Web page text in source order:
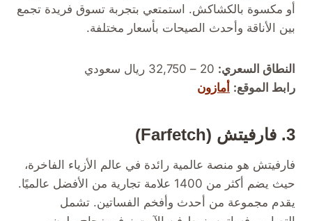
أو مكسوة بالكشاكش. استمتعي بتجربة تسوق فريدة تجمع
بين الأناقة وأحدث الصيحات بأسعار مختلفة.
النطاق السعري:
رابط الموقع: أمازون
3. فارفيتش (Farfetch)
فارفيتش هو منصة عالمية رائدة في عالم الأزياء الفاخرة،
حيث يضم أكثر من 1400 علامة تجارية من الأفضل عالميًا.
يقدم مجموعة من أحدث وأفخم الفساتين. تشمل